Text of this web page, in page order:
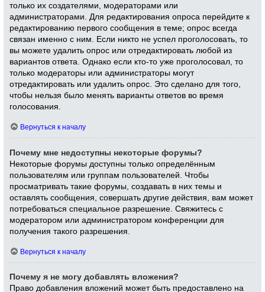
только их создателями, модераторами или
администраторами. Для редактирования опроса перейдите к
редактированию первого сообщения в теме; опрос всегда
связан именно с ним. Если никто не успел проголосовать, то
вы можете удалить опрос или отредактировать любой из
вариантов ответа. Однако если кто-то уже проголосовал, то
только модераторы или администраторы могут
отредактировать или удалить опрос. Это сделано для того,
чтобы нельзя было менять варианты ответов во время
голосования.
Вернуться к началу
Почему мне недоступны некоторые форумы?
Некоторые форумы доступны только определённым
пользователям или группам пользователей. Чтобы
просматривать такие форумы, создавать в них темы и
оставлять сообщения, совершать другие действия, вам может
потребоваться специальное разрешение. Свяжитесь с
модератором или администратором конференции для
получения такого разрешения.
Вернуться к началу
Почему я не могу добавлять вложения?
Право добавления вложений может быть предоставлено на